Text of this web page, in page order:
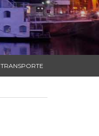
TRANSPORTE